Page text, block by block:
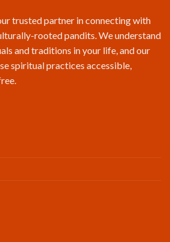
trusted partner in connecting with
rooted pandits. We understand
and traditions in your life, and our
spiritual practices accessible,